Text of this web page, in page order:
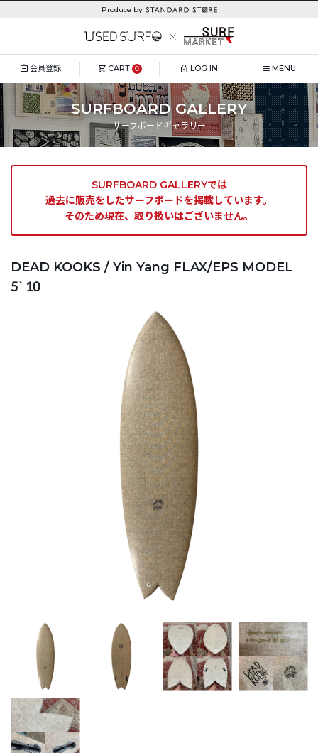
Produce by
会員登録 CART 0 LOG IN MENU
SURFBOARD GALLERY
サーフボードギャラリー
SURFBOARD GALLERYでは
過去に販売をしたサーフボードを掲載しています。
そのため現在、取り扱いはございません。
DEAD KOOKS / Yin Yang FLAX/EPS MODEL
5`10